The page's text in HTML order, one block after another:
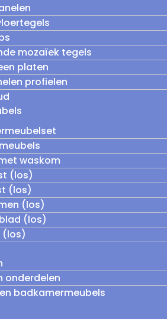
mozaïek tegels
platen
profielen
waskom
(los)
(los)
(los)
(los)
(los)
onderdelen
badkamermeubels